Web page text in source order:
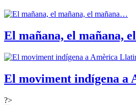
El mañana, el mañana,
El moviment indígena a
?>